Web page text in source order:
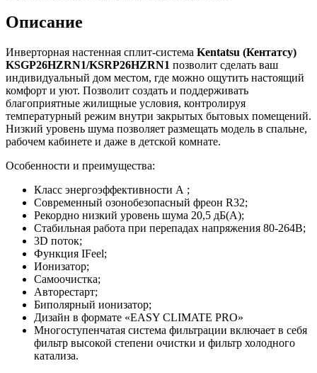
Описание
Инверторная настенная сплит-система Kentatsu (Кентатсу)
KSGP26HZRN1/KSRP26HZRN1 позволит сделать ваш
индивидуальный дом местом, где можно ощутить настоящий
комфорт и уют. Позволит создать и поддерживать
благоприятные жилищные условия, контролируя
температурный режим внутри закрытых бытовых помещений.
Низкий уровень шума позволяет размещать модель в спальне,
рабочем кабинете и даже в детской комнате.
Особенности и преимущества:
Класс энергоэффективности А ;
Современный озонобезопасный фреон R32;
Рекордно низкий уровень шума 20,5 дБ(А);
Стабильная работа при перепадах напряжения 80-264В;
3D поток;
Функция IFeel;
Ионизатор;
Самоочистка;
Авторестарт;
Биполярный ионизатор;
Дизайн в формате «EASY CLIMATE PRO»
Многоступенчатая система фильтрации включает в себя
фильтр высокой степени очистки и фильтр холодного
катализа.